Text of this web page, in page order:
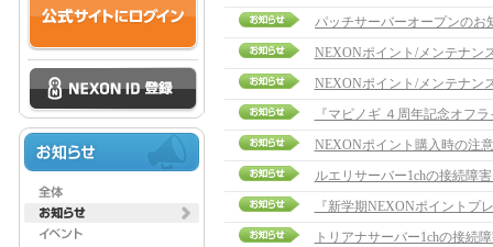
パッチサーバーオープンのお
NEXONポイント/メンテナン
NEXONポイント/メンテナン
『マビノギ ４周年記念オフ
NEXONポイント購入時の注
ルエリサーバー1chの接続障
『新学期NEXONポイントプ
トリアナサーバー1chの接続